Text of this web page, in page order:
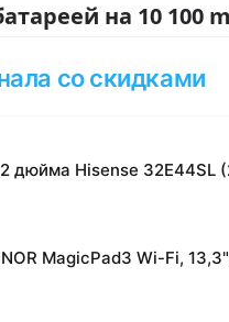
на 10 100
со скидками
дюйма Hisense 32E44SL